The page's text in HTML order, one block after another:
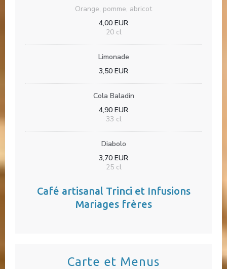
Orange, pomme, abricot
4,00 EUR
20 cl
Limonade
3,50 EUR
Cola Baladin
4,90 EUR
33 cl
Diabolo
3,70 EUR
25 cl
Café artisanal Trinci et Infusions
Mariages frères
Carte et Menus